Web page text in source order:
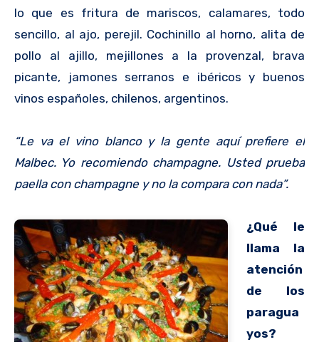
lo que es fritura de mariscos, calamares, todo
sencillo, al ajo, perejil. Cochinillo al horno, alita de
pollo al ajillo, mejillones a la provenzal, brava
picante, jamones serranos e ibéricos y buenos
vinos españoles, chilenos, argentinos.
“Le va el vino blanco y la gente aquí prefiere el
Malbec. Yo recomiendo champagne. Usted prueba
paella con champagne y no la compara con nada”.
¿Qué le
llama la
atención
de los
paragua
yos?